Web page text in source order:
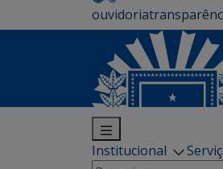
ouvidoria
Institucional